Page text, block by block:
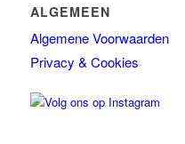
ALGEMEEN
Algemene Voorwaarden
Privacy & Cookies